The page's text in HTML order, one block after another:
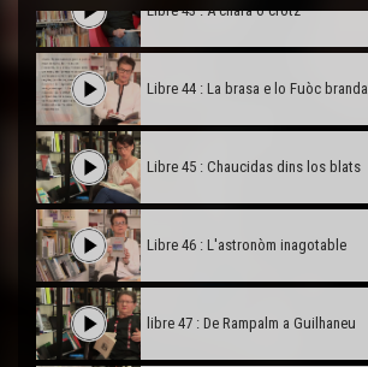
Libre 43 : A chara o crotz
Libre 44 : La brasa e lo Fuòc brandal
Libre 45 : Chaucidas dins los blats
Libre 46 : L'astronòm inagotable
libre 47 : De Rampalm a Guilhaneu